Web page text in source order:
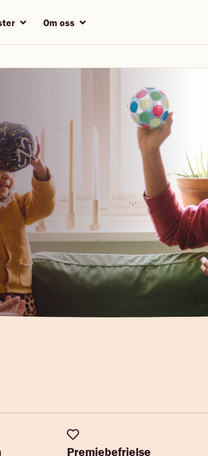
Om oss
Premiebefrielse